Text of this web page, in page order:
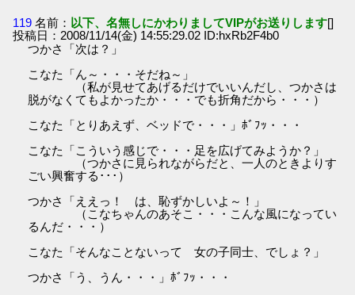
119 名前： 以下、名無しにかわりましてVIPがお送りします[]
投稿日：2008/11/14(金) 14:55:29.02 ID:hxRb2F4b0
つかさ「次は？」
こなた「ん～・・・そだね～」
（私が見せてあげるだけでいいんだし、つかさは
脱がなくてもよかったか・・・でも折角だから・・・）
こなた「とりあえず、ベッドで・・・」ﾎﾞﾌｯ・・・
こなた「こういう感じで・・・足を広げてみようか？」
（つかさに見られながらだと、一人のときよりす
ごい興奮する･･･）
つかさ「ええっ！ は、恥ずかしいよ～！」
（こなちゃんのあそこ・・・こんな風になってい
るんだ・・・）
こなた「そんなことないって 女の子同士、でしょ？」
つかさ「う、うん・・・」ﾎﾞﾌｯ・・・